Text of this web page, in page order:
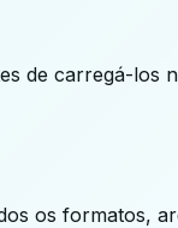
de carregá-los
os formatos,